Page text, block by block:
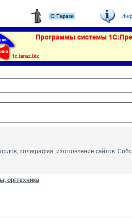
О Таразе
полиграфия, изготовление сайтов.
оргтехника